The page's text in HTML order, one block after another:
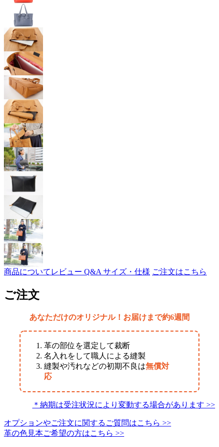
商品について レビュー Q&A サイズ・仕様 ご注文はこちら
ご注文
あなただけのオリジナル！お届けまで約6週間
革の部位を選定して裁断
名入れをして職人による縫製
縫製や汚れなどの初期不良は無償対
応
＊納期は受注状況により変動する場合があります >>
オプションやご注文に関するご質問はこちら >>
革の色見本ご希望の方はこちら >>